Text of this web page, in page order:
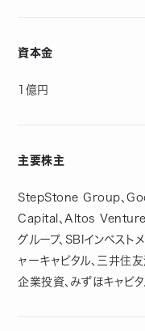
資本金
1億円
主要株主
StepStone Group、
Capital、Altos Ventures
グループ、SBIインベスト
ャーキャピタル、三井住
企業投資、みずほキャピ